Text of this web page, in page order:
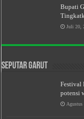
Bupati
Juli 20,
Seputar Garut
Festival
potensi